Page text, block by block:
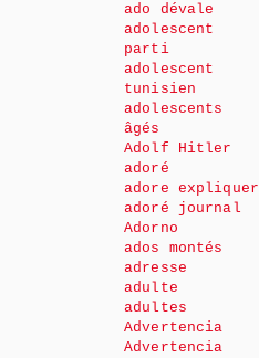
ado dévale
adolescent
parti
adolescent
tunisien
adolescents
âgés
Adolf Hitler
adoré
adore expliquer
adoré journal
Adorno
ados montés
adresse
adulte
adultes
Advertencia
Advertencia